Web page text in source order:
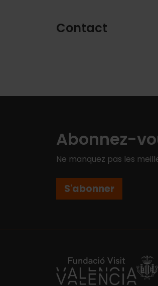
Contact
Abonnez-
Ne manquez pas les
S'abonner
https://